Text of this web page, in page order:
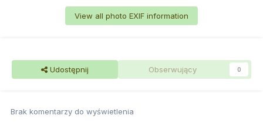
View all photo EXIF information
Udostępnij Obserwujący 0
Brak komentarzy do wyświetlenia